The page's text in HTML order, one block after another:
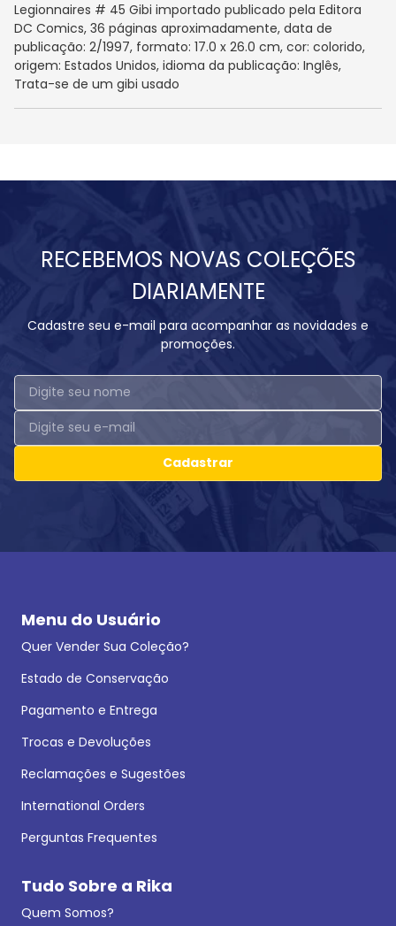
Legionnaires # 45 Gibi importado publicado pela Editora
DC Comics, 36 páginas aproximadamente, data de
publicação: 2/1997, formato: 17.0 x 26.0 cm, cor: colorido,
origem: Estados Unidos, idioma da publicação: Inglês,
Trata-se de um gibi usado
RECEBEMOS NOVAS COLEÇÕES
DIARIAMENTE
Cadastre seu e-mail para acompanhar as novidades e
promoções.
Cadastrar
Menu do Usuário
Quer Vender Sua Coleção?
Estado de Conservação
Pagamento e Entrega
Trocas e Devoluções
Reclamações e Sugestões
International Orders
Perguntas Frequentes
Tudo Sobre a Rika
Quem Somos?